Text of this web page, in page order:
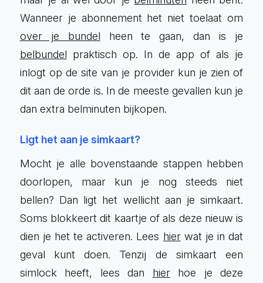
Wanneer je abonnement het niet toelaat om
over je bundel heen te gaan, dan is je
belbundel praktisch op. In de app of als je
inlogt op de site van je provider kun je zien of
dit aan de orde is. In de meeste gevallen kun je
dan extra belminuten bijkopen.
Ligt het aan je simkaart?
Mocht je alle bovenstaande stappen hebben
doorlopen, maar kun je nog steeds niet
bellen? Dan ligt het wellicht aan je simkaart.
Soms blokkeert dit kaartje of als deze nieuw is
dien je het te activeren. Lees hierwat je in dat
geval kunt doen. Tenzij de simkaart een
simlock heeft, lees dan hierhoe je deze